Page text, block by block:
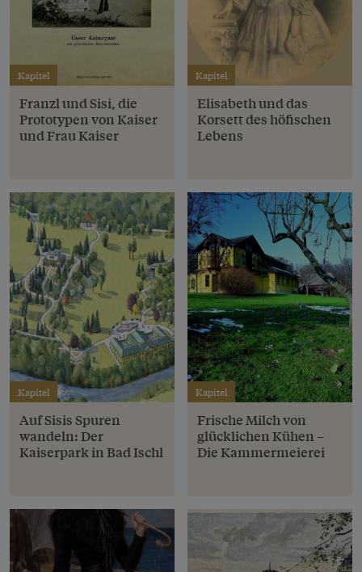
Kapitel
Franzl und Sisi, die
Prototypen von Kaiser
und Frau Kaiser
Kapitel
Elisabeth und das
Korsett des höfischen
Lebens
Kapitel
Auf Sisis Spuren
wandeln: Der
Kaiserpark in Bad Ischl
Kapitel
Frische Milch von
glücklichen Kühen –
Die Kammermeierei